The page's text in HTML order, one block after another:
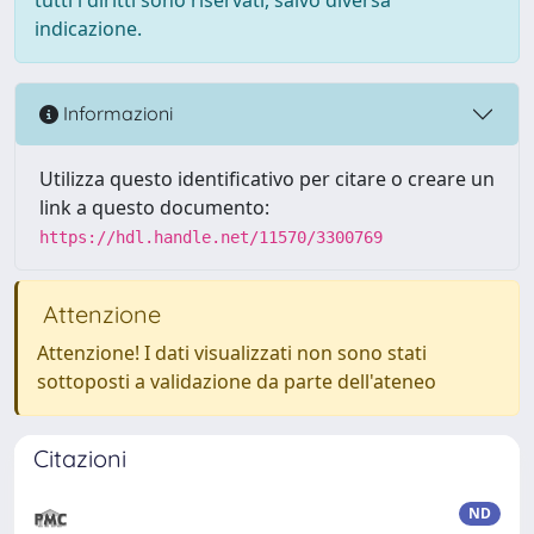
indicazione.
Informazioni
Utilizza questo identificativo per citare o creare un
link a questo documento:
https://hdl.handle.net/11570/3300769
Attenzione
Attenzione! I dati visualizzati non sono stati
sottoposti a validazione da parte dell'ateneo
Citazioni
ND